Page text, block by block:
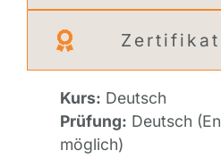
Zertifikat
Kurs: Deutsch
Prüfung: Deutsch
möglich)